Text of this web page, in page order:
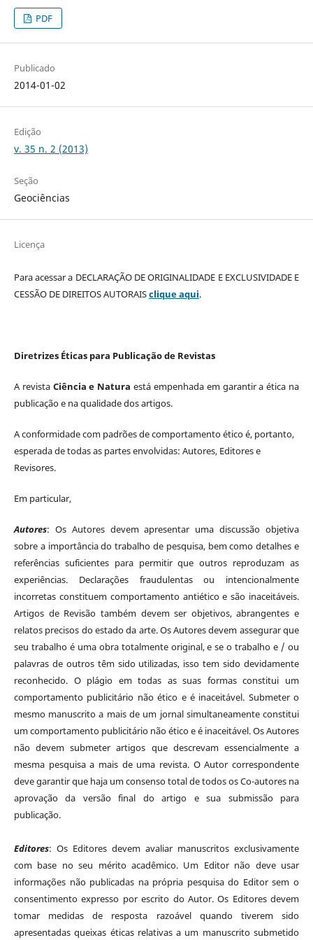
PDF
Publicado
2014-01-02
Edição
v. 35 n. 2 (2013)
Seção
Geociências
Licença
Para acessar a DECLARAÇÃO DE ORIGINALIDADE E EXCLUSIVIDADE E
CESSÃO DE DIREITOS AUTORAISclique aqui.
Diretrizes Éticas para Publicação de Revistas
A revistaCiência e Natura está empenhada em garantir a ética na
publicação e na qualidade dos artigos.
A conformidade com padrões de comportamento ético é, portanto,
esperada de todas as partes envolvidas: Autores, Editores e
Revisores.
Em particular,
Autores: Os Autores devem apresentar uma discussão objetiva
sobre a importância do trabalho de pesquisa, bem como detalhes e
referências suficientes para permitir que outros reproduzam as
experiências. Declarações fraudulentas ou intencionalmente
incorretas constituem comportamento antiético e são inaceitáveis.
Artigos de Revisão também devem ser objetivos, abrangentes e
relatos precisos do estado da arte. Os Autores devem assegurar que
seu trabalho é uma obra totalmente original, e se o trabalho e / ou
palavras de outros têm sido utilizadas, isso tem sido devidamente
reconhecido. O plágio em todas as suas formas constitui um
comportamento publicitário não ético e é inaceitável. Submeter o
mesmo manuscrito a mais de um jornal simultaneamente constitui
um comportamento publicitário não ético e é inaceitável. Os Autores
não devem submeter artigos que descrevam essencialmente a
mesma pesquisa a mais de uma revista. O Autor correspondente
deve garantir que haja um consenso total de todos os Co-autores na
aprovação da versão final do artigo e sua submissão para
publicação.
Editores: Os Editores devem avaliar manuscritos exclusivamente
com base no seu mérito acadêmico. Um Editor não deve usar
informações não publicadas na própria pesquisa do Editor sem o
consentimento expresso por escrito do Autor. Os Editores devem
tomar medidas de resposta razoável quando tiverem sido
apresentadas queixas éticas relativas a um manuscrito submetido